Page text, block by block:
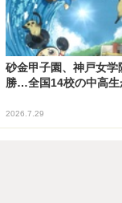
砂金甲子園、神戸女学
勝…全国14校の中高生
2026.7.29